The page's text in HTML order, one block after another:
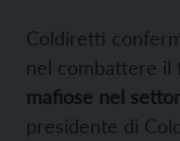
Coldiretti
nel combattere il
mafiose nel
presidente di